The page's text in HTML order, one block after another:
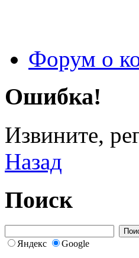
Форум о
Ошибка!
Извините,
Назад
Поиск
Яндекс Google